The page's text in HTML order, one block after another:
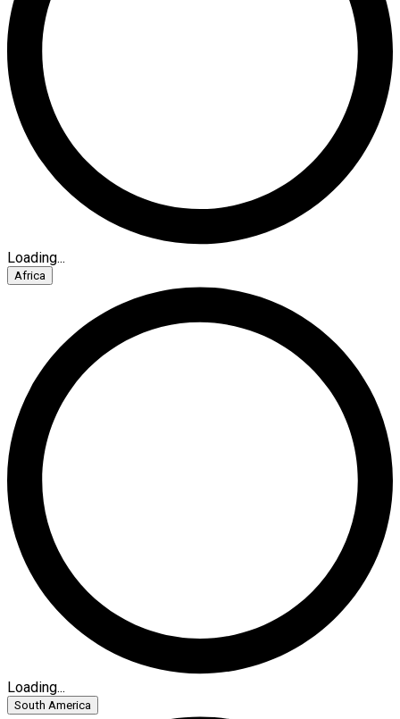
Loading...
Africa
Loading...
South America